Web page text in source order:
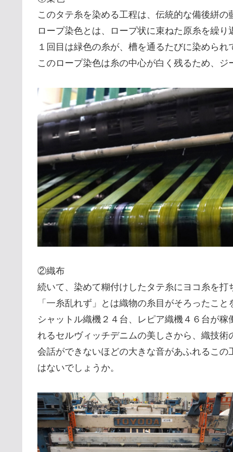
このタテ糸を染める工程は、伝統的な備後絣の
ロープ染色とは、ロープ状に束ねた原糸を繰
１回目は緑色の糸が、槽を通るたびに染めら
このロープ染色は糸の中心が白く残るため、
②織布
続いて、染めて糊付けしたタテ糸にヨコ糸を打
「一糸乱れず」とは織物の糸目がそろったこ
シャットル織機２４台、レピア織機４６台が
れるセルヴィッチデニムの美しさから、織技術
会話ができないほどの大きな音があふれるこ
はないでしょうか。